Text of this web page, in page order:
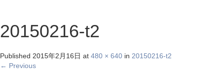
20150216-t2
Published 2015年2月16日 at 480 × 640 in 20150216-t2
← Previous